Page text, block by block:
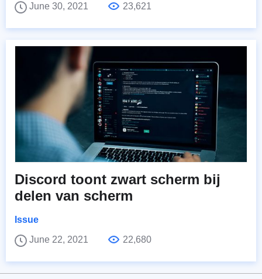
June 30, 2021 23,621
Discord toont zwart scherm bij
delen van scherm
Issue
June 22, 2021
22,680